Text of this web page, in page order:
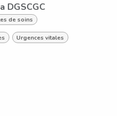
DGSCGC
de soins
Urgences vitales